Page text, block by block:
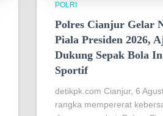
POLRI
Polres Cianjur Gelar
Piala Presiden 2026,
Dukung Sepak Bola
Sportif
detikpk.com Cianjur, 6
rangka mempererat